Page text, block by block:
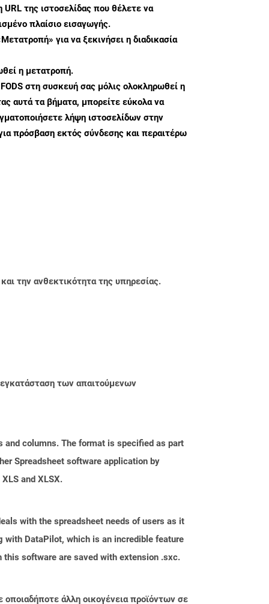
URL της ιστοσελίδας που θέλετε να
πλαίσιο εισαγωγής.
για να ξεκινήσει η διαδικασία
η μετατροπή.
στη συσκευή σας μόλις ολοκληρωθεί η
αυτά τα βήματα, μπορείτε εύκολα να
λήψη ιστοσελίδων στην
πρόσβαση εκτός σύνδεσης και περαιτέρω
την ανθεκτικότητα της υπηρεσίας.
των απαιτούμενων
and columns. The format is specified as part
Spreadsheet software application by
and XLSX.
with the spreadsheet needs of users as it
with DataPilot, which is an incredible feature
software are saved with extension .sxc.
άλλη οικογένεια προϊόντων σε